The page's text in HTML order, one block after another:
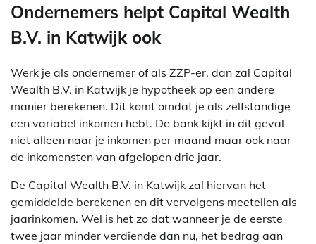
Ondernemers helpt Capital Wealth
B.V. in Katwijk ook
Werk je als ondernemer of als ZZP-er, dan zal Capital
Wealth B.V. in Katwijk je hypotheek op een andere
manier berekenen. Dit komt omdat je als zelfstandige
een variabel inkomen hebt. De bank kijkt in dit geval
niet alleen naar je inkomen per maand maar ook naar
de inkomensten van afgelopen drie jaar.
De Capital Wealth B.V. in Katwijk zal hiervan het
gemiddelde berekenen en dit vervolgens meetellen als
jaarinkomen. Wel is het zo dat wanneer je de eerste
twee jaar minder verdiende dan nu, het bedrag aan